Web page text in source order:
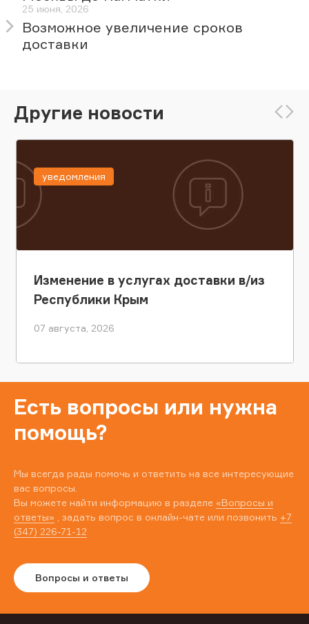
25 июня, 2026
Возможное увеличение сроков
доставки
Другие новости
Изменение в услугах доставки в/из
Республики Крым
07 августа, 2026
уведомления
Есть вопросы или нужна
помощь?
Мы всегда рады помочь и ответить на все интересующие
вас вопросы.
Вы можете найти информацию в разделе «Вопросы и
ответы» , задать вопрос в онлайн-чате или позвонить +7
(347) 226-71-12
Вопросы и ответы